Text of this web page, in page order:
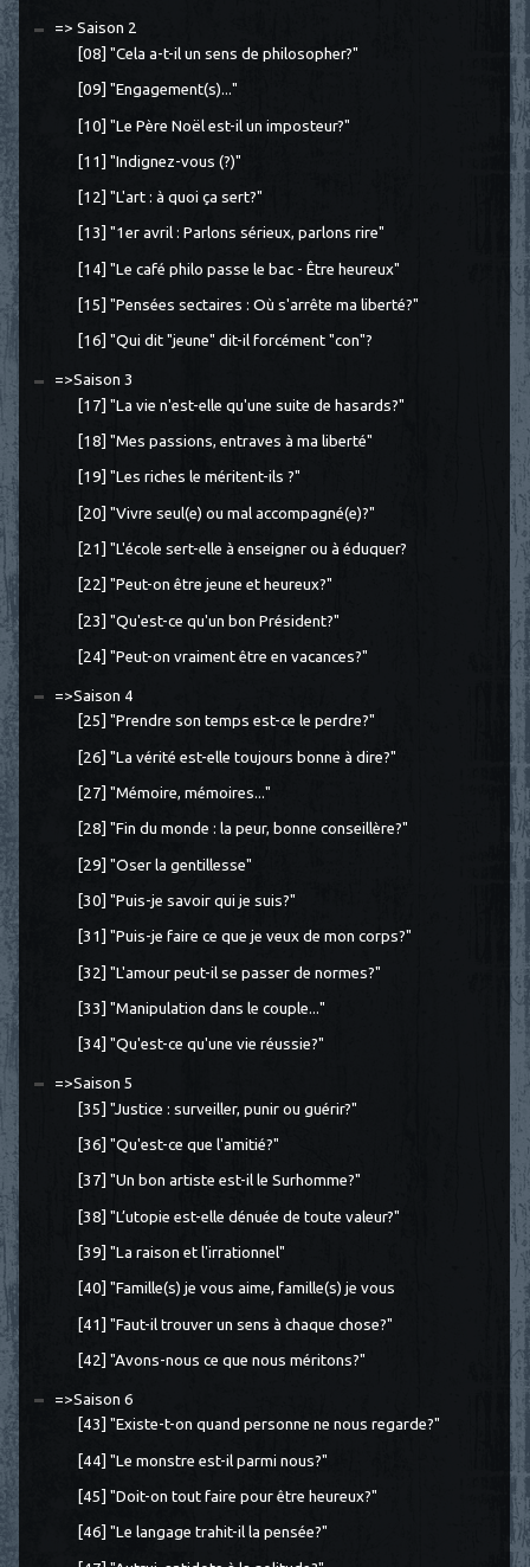
=> Saison 2
[08] "Cela a-t-il un sens de philosopher?"
[09] "Engagement(s)..."
[10] "Le Père Noël est-il un imposteur?"
[11] "Indignez-vous (?)"
[12] "L'art : à quoi ça sert?"
[13] "1er avril : Parlons sérieux, parlons rire"
[14] "Le café philo passe le bac - Être heureux"
[15] "Pensées sectaires : Où s'arrête ma liberté?"
[16] "Qui dit "jeune" dit-il forcément "con"?
=>Saison 3
[17] "La vie n'est-elle qu'une suite de hasards?"
[18] "Mes passions, entraves à ma liberté"
[19] "Les riches le méritent-ils ?"
[20] "Vivre seul(e) ou mal accompagné(e)?"
[21] "L'école sert-elle à enseigner ou à éduquer?
[22] "Peut-on être jeune et heureux?"
[23] "Qu'est-ce qu'un bon Président?"
[24] "Peut-on vraiment être en vacances?"
=>Saison 4
[25] "Prendre son temps est-ce le perdre?"
[26] "La vérité est-elle toujours bonne à dire?"
[27] "Mémoire, mémoires..."
[28] "Fin du monde : la peur, bonne conseillère?"
[29] "Oser la gentillesse"
[30] "Puis-je savoir qui je suis?"
[31] "Puis-je faire ce que je veux de mon corps?"
[32] "L'amour peut-il se passer de normes?"
[33] "Manipulation dans le couple..."
[34] "Qu'est-ce qu'une vie réussie?"
=>Saison 5
[35] "Justice : surveiller, punir ou guérir?"
[36] "Qu'est-ce que l'amitié?"
[37] "Un bon artiste est-il le Surhomme?"
[38] "L’utopie est-elle dénuée de toute valeur?"
[39] "La raison et l'irrationnel"
[40] "Famille(s) je vous aime, famille(s) je vous
[41] "Faut-il trouver un sens à chaque chose?"
[42] "Avons-nous ce que nous méritons?"
=>Saison 6
[43] "Existe-t-on quand personne ne nous regarde?"
[44] "Le monstre est-il parmi nous?"
[45] "Doit-on tout faire pour être heureux?"
[46] "Le langage trahit-il la pensée?"